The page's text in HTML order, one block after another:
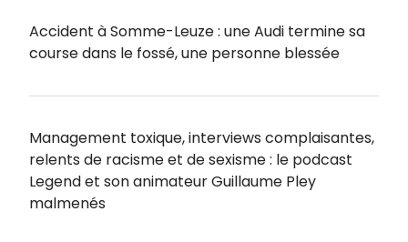
Accident à Somme-Leuze : une Audi termine sa
course dans le fossé, une personne blessée
Management toxique, interviews complaisantes,
relents de racisme et de sexisme : le podcast
Legend et son animateur Guillaume Pley
malmenés